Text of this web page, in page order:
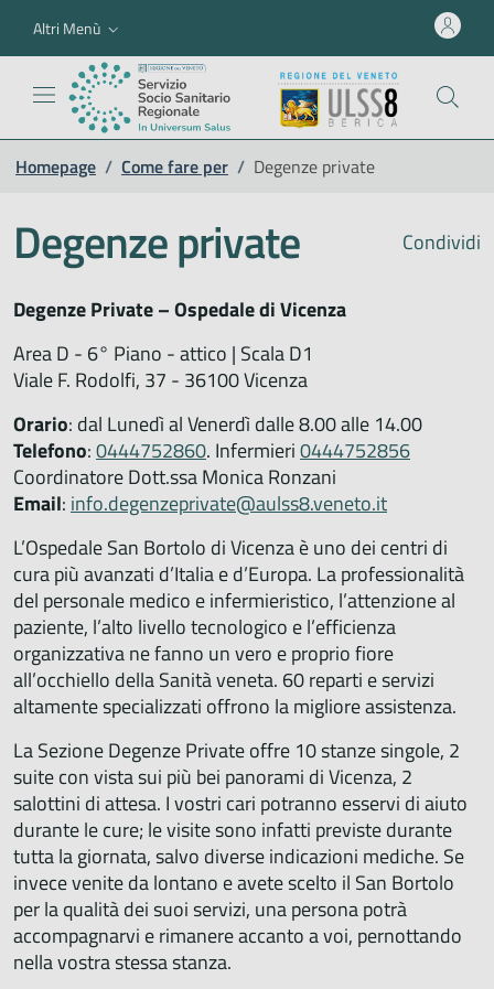
Altri Menù
Homepage / Come fare per / Degenze private
Condividi
Degenze private
Degenze Private – Ospedale di Vicenza
Area D - 6° Piano - attico | Scala D1
Viale F. Rodolfi, 37 - 36100 Vicenza
Orario: dal Lunedì al Venerdì dalle 8.00 alle 14.00
Telefono:0444752860. Infermieri0444752856
Coordinatore Dott.ssa Monica Ronzani
Email: info.degenzeprivate@aulss8.veneto.it
L’Ospedale San Bortolo di Vicenza è uno dei centri di
cura più avanzati d’Italia e d’Europa. La professionalità
del personale medico e infermieristico, l’attenzione al
paziente, l’alto livello tecnologico e l’efficienza
organizzativa ne fanno un vero e proprio fiore
all’occhiello della Sanità veneta. 60 reparti e servizi
altamente specializzati offrono la migliore assistenza.
La Sezione Degenze Private offre 10 stanze singole, 2
suite con vista sui più bei panorami di Vicenza, 2
salottini di attesa. I vostri cari potranno esservi di aiuto
durante le cure; le visite sono infatti previste durante
tutta la giornata, salvo diverse indicazioni mediche. Se
invece venite da lontano e avete scelto il San Bortolo
per la qualità dei suoi servizi, una persona potrà
accompagnarvi e rimanere accanto a voi, pernottando
nella vostra stessa stanza.